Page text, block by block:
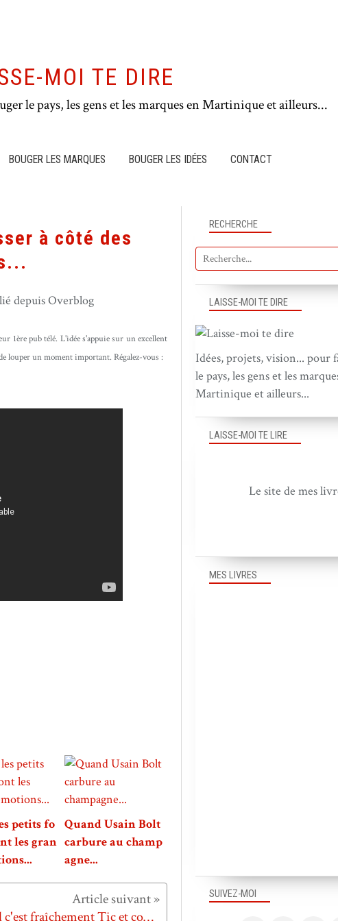
MOI TE DIRE
le pays, les gens et les marques en Martinique et ailleurs...
BOUGER LES MARQUES BOUGER LES IDÉES CONTACT
à côté des
depuis Overblog
1ère pub télé. L'idée s'appuie sur un excellent
louper un moment important. Régalez-vous :
petits fo
les gran
Quand Usain Bolt
carbure au champ
agne...
Quand c'est fraîchement Tic et complètement Tac...
SUIVEZ-MOI
RECHERCHE
LAISSE-MOI TE DIRE
Idées, projets, vision... pour
le pays, les gens et les
Martinique et ailleurs...
MES LIVRES
LAISSE-MOI TE LIRE
Le site de mes